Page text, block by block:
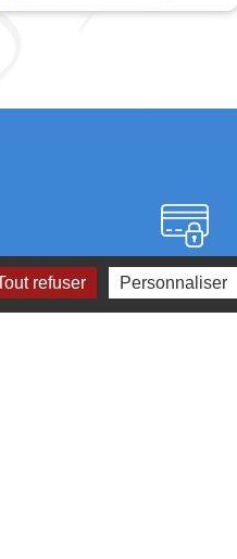
Paiement
refuser Personnaliser